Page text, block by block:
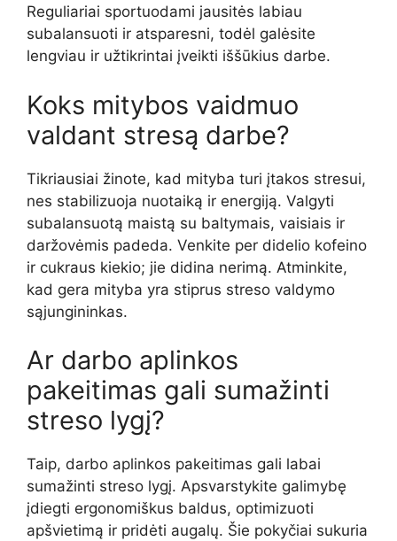
Reguliariai sportuodami jausitės labiau
subalansuoti ir atsparesni, todėl galėsite
lengviau ir užtikrintai įveikti iššūkius darbe.
Koks mitybos vaidmuo
valdant stresą darbe?
Tikriausiai žinote, kad mityba turi įtakos stresui,
nes stabilizuoja nuotaiką ir energiją. Valgyti
subalansuotą maistą su baltymais, vaisiais ir
daržovėmis padeda. Venkite per didelio kofeino
ir cukraus kiekio; jie didina nerimą. Atminkite,
kad gera mityba yra stiprus streso valdymo
sąjungininkas.
Ar darbo aplinkos
pakeitimas gali sumažinti
streso lygį?
Taip, darbo aplinkos pakeitimas gali labai
sumažinti streso lygį. Apsvarstykite galimybę
įdiegti ergonomiškus baldus, optimizuoti
apšvietimą ir pridėti augalų. Šie pokyčiai sukuria